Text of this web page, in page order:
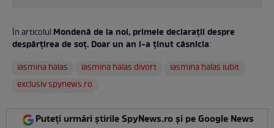
În articolulMondenă de la noi, primele declarații despre
despărțirea de soț. Doar un an i-a ținut căsnicia:
iasmina halas
iasmina halas divort
iasmina halas iubit
exclusiv spynews.ro
Puteți urmări știrile SpyNews.ro și pe Google News